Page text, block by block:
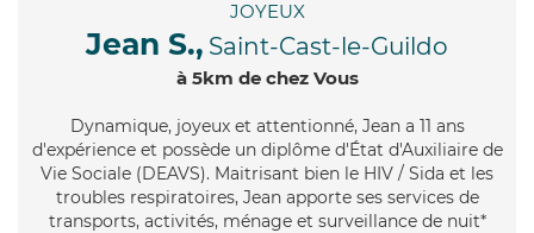
JOYEUX
Jean S., Saint-Cast-le-Guildo
à 5km de chez Vous
Dynamique, joyeux et attentionné, Jean a 11 ans
d'expérience et possède un diplôme d'État d'Auxiliaire de
Vie Sociale (DEAVS). Maitrisant bien le HIV / Sida et les
troubles respiratoires, Jean apporte ses services de
transports, activités, ménage et surveillance de nuit*